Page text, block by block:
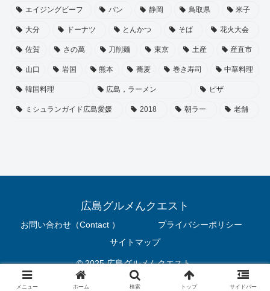
エイジングビーフ パン 静岡 鳥取県 米子
大分 ドーナツ とんかつ そば 花火大会
佐賀 さの萬 刀削麺 東京 土産 産直市
山口 岩国 熊本 蕎麦 巻き寿司 中華料理
韓国料理 広島，ラーメン ピザ
ミシュランガイド広島愛媛 2018 朝ラー 老舗
広島グルメんクエスト
お問い合わせ（Contact ）
プライバシーポリシー
サイトマップ
© 2025 広島グルメんクエスト.
メニュー ホーム 検索 トップ サイドバー